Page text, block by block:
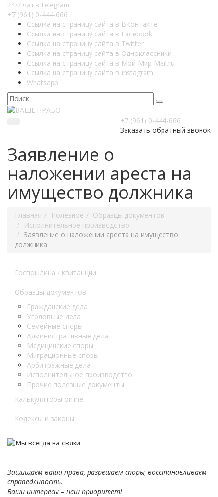
24/7 чат в Telegram
+7 (961) 0-444-666
Ссылка на страницу сайта в ВКонтакте
Ссылка на страницу сайта в Facebook
Ссылка на страницу сайта в Twitter
Ссылка на страницу сайта в Одноклассники
Ссылка на страницу сайта в Мой Мир Mail.ru
Ссылка на страницу сайта в Instagram
Whatsapp
+7 (961) 0-444-666
Заказать обратный звонок
Заявление о
наложении ареста на
имущество должника
Главная Полезное
Образцы документов
Исполнительное производство
Заявление о наложении ареста на имущество
должника
Госпошлина - квитанции
Образцы документов
Гражданские дела
Уголовные дела
Семейные споры
Административные дела
Медицинские споры
Миграционные споры
Арбитражные дела
Исполнительное производство
Прочие полезные документы
Калькуляторы online
Кодексы и законы
Защищаем ваши права, разрешаем споры, восстанавливаем
справедливость.
Ваши интересы – наш приоритет!